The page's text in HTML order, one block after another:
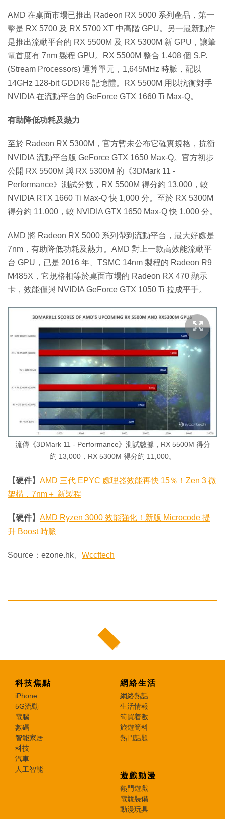
AMD 在桌面市場已推出 Radeon RX 5000 系列產品，第一
擊是 RX 5700 及 RX 5700 XT 中高階 GPU。另一最新動作
是推出流動平台的 RX 5500M 及 RX 5300M 新 GPU，讓筆
電首度有 7nm 製程 GPU。RX 5500M 整合 1,408 個 S.P.
(Stream Processors) 運算單元，1,645MHz 時脈，配以
14GHz 128-bit GDDR6 記憶體。RX 5500M 用以抗衡對手
NVIDIA 在流動平台的 GeForce GTX 1660 Ti Max-Q。
有助降低功耗及熱力
至於 Radeon RX 5300M，官方暫未公布它確實規格，抗衡
NVIDIA 流動平台版 GeForce GTX 1650 Max-Q。官方初步
公開 RX 5500M 與 RX 5300M 的《3DMark 11 -
Performance》測試分數，RX 5500M 得分約 13,000，較
NVIDIA RTX 1660 Ti Max-Q 快 1,000 分。至於 RX 5300M
得分約 11,000，較 NVIDIA GTX 1650 Max-Q 快 1,000 分。
AMD 將 Radeon RX 5000 系列帶到流動平台，最大好處是
7nm，有助降低功耗及熱力。AMD 對上一款高效能流動平
台 GPU，已是 2016 年、TSMC 14nm 製程的 Radeon R9
M485X，它規格相等於桌面市場的 Radeon RX 470 顯示
卡，效能僅與 NVIDIA GeForce GTX 1050 Ti 拉成平手。
流傳《3DMark 11 - Performance》測試數據，RX 5500M 得分
約 13,000，RX 5300M 得分約 11,000。
【硬件】 AMD 三代 EPYC 處理器效能再快 15％！Zen 3 微
架構．7nm＋ 新製程
【硬件】 AMD Ryzen 3000 效能強化！新版 Microcode 提
升 Boost 時脈
Source：ezone.hk、 Wccftech
科技焦點
iPhone
5G流動
電腦
數碼
智能家居
科技
汽車
人工智能
網絡生活
網絡熱話
生活情報
筍買着數
旅遊筍料
熱門話題
遊戲動漫
熱門遊戲
電競裝備
動漫玩具